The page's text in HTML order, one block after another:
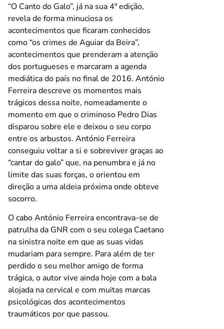
“O Canto do Galo”, já na sua 4ª edição,
revela de forma minuciosa os
acontecimentos que ficaram conhecidos
como “os crimes de Aguiar da Beira”,
acontecimentos que prenderam a atenção
dos portugueses e marcaram a agenda
mediática do país no final de 2016. António
Ferreira descreve os momentos mais
trágicos dessa noite, nomeadamente o
momento em que o criminoso Pedro Dias
disparou sobre ele e deixou o seu corpo
entre os arbustos. António Ferreira
conseguiu voltar a si e sobreviver graças ao
“cantar do galo” que, na penumbra e já no
limite das suas forças, o orientou em
direção a uma aldeia próxima onde obteve
socorro.
O cabo António Ferreira encontrava-se de
patrulha da GNR com o seu colega Caetano
na sinistra noite em que as suas vidas
mudariam para sempre. Para além de ter
perdido o seu melhor amigo de forma
trágica, o autor vive ainda hoje com a bala
alojada na cervical e com muitas marcas
psicológicas dos acontecimentos
traumáticos por que passou.